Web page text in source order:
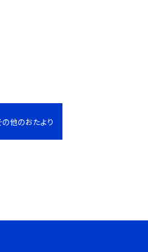
の他のおたより